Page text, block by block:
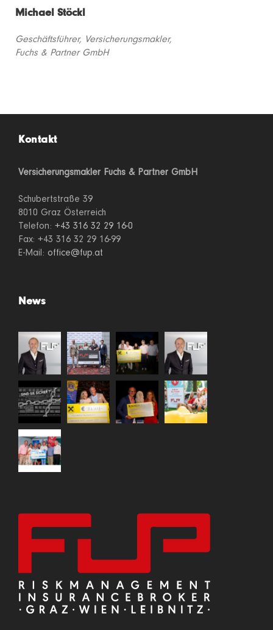
Michael Stöckl
Geschäftsführer, Versicherungsmakler,
Fuchs & Partner GmbH
Kontakt
Versicherungsmakler Fuchs & Partner GmbH
Schubertstraße 39
8010 Graz Österreich
Telefon: +43 316 32 29 16-0
Fax: +43 316 32 29 16-99
E-Mail: office@fup.at
News